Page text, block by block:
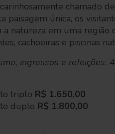
chamado
paisagem única, os
natureza em uma região
cachoeiras e piscinas
ingressos e refeições.
triplo R$ 1.650,00
duplo R$ 1.800,00